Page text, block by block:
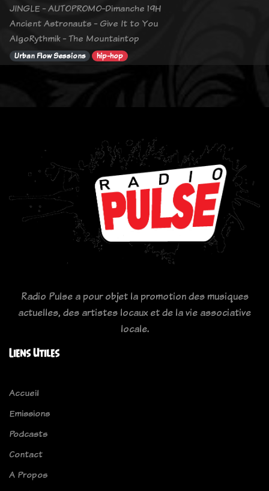
JINGLE - AUTOPROMO-Dimanche 19H
Ancient Astronauts - Give It to You
AlgoRythmik - The Mountaintop
Urban Flow Sessions hip-hop
Radio Pulse a pour objet la promotion des musiques
actuelles, des artistes locaux et de la vie associative
locale.
Liens Utiles
Accueil
Emissions
Podcasts
Contact
A Propos